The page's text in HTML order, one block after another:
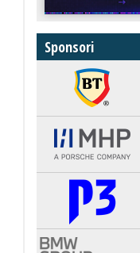
Sponsori